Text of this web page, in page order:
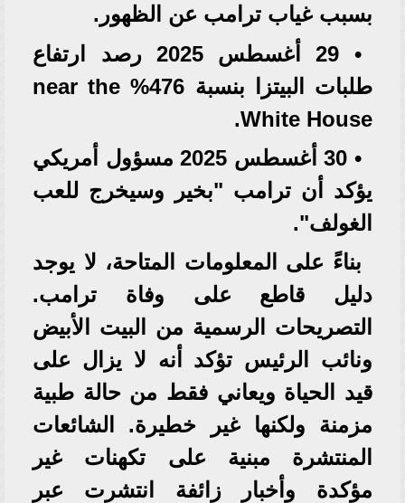
بسبب غياب ترامب عن الظهور.
• 29 أغسطس 2025 رصد ارتفاع
طلبات البيتزا بنسبة 476% near the
White House.
• 30 أغسطس 2025 مسؤول أمريكي
يؤكد أن ترامب "بخير وسيخرج للعب
الغولف".
بناءً على المعلومات المتاحة، لا يوجد
دليل قاطع على وفاة ترامب.
التصريحات الرسمية من البيت الأبيض
ونائب الرئيس تؤكد أنه لا يزال على
قيد الحياة ويعاني فقط من حالة طبية
مزمنة ولكنها غير خطيرة. الشائعات
المنتشرة مبنية على تكهنات غير
مؤكدة وأخبار زائفة انتشرت عبر